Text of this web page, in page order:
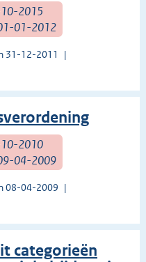
10-2015
01-2012
31-12-2011
10-2010
04-2009
08-04-2009
categorieën